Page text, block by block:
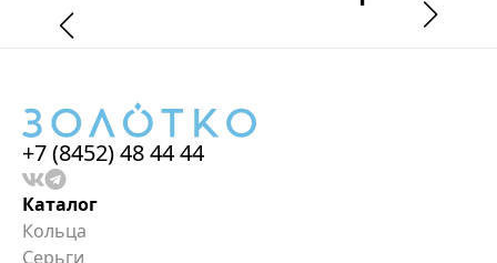
+7 (8452) 48 44 44
Каталог
Кольца
Серьги